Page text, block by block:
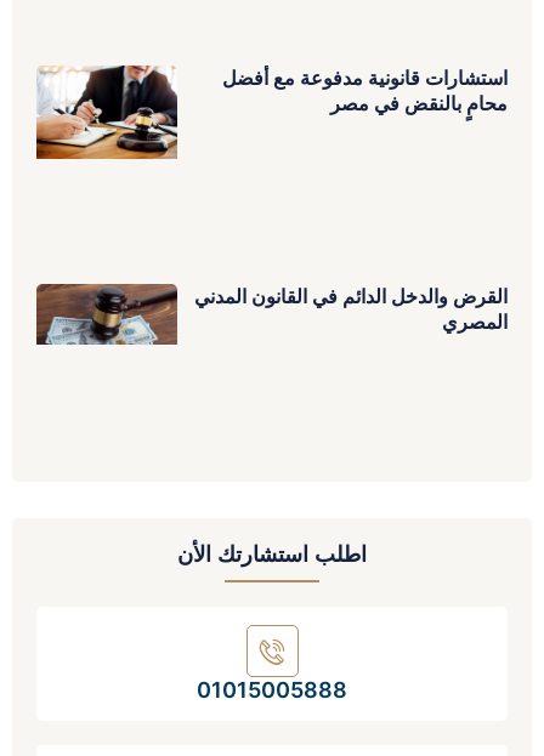
استشارات قانونية مدفوعة مع أفضل
محامٍ بالنقض في مصر
القرض والدخل الدائم في القانون المدني
المصري
اطلب استشارتك الأن
01015005888